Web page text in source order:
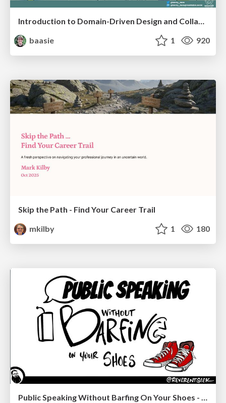
Introduction to Domain-Driven Design and Collaborative software design
baasie
1 920
Skip the Path - Find Your Career Trail
mkilby
1 180
Public Speaking Without Barfing On Your Shoes - THAT 2023